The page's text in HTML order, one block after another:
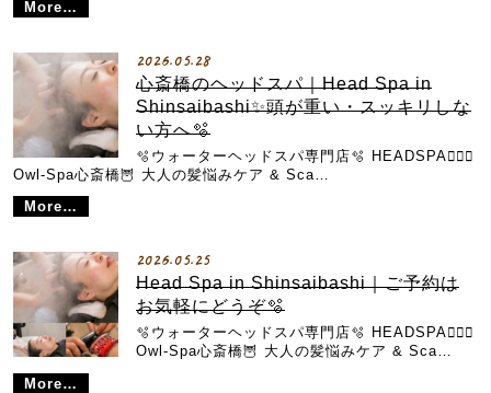
More…
2026.05.28
心斎橋のヘッドスパ｜Head Spa in
Shinsaibashi✨頭が重い・スッキリしな
い方へ🫧
🫧ウォーターヘッドスパ専門店🫧 HEADSPA💆🏼‍♀️
Owl-Spa心斎橋🦉 大人の髪悩みケア & Sca…
More…
2026.05.25
Head Spa in Shinsaibashi｜ご予約は
お気軽にどうぞ🫧
🫧ウォーターヘッドスパ専門店🫧 HEADSPA💆🏼‍♀️
Owl-Spa心斎橋🦉 大人の髪悩みケア & Sca…
More…